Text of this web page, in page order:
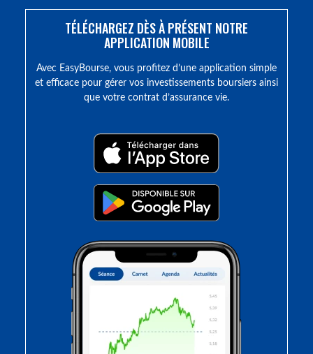
TÉLÉCHARGEZ DÈS À PRÉSENT NOTRE
APPLICATION MOBILE
Avec EasyBourse, vous profitez d’une application simple
et efficace pour gérer vos investissements boursiers ainsi
que votre contrat d’assurance vie.